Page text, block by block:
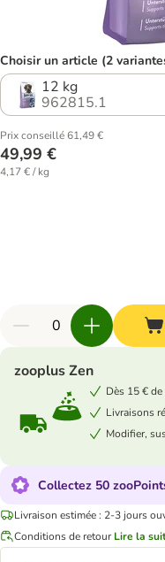
Choisir un article (2
12 kg
962815.1
Prix conseillé 61,49 €
49,99 €
4,17 € / kg
zooplus Zen
Dès 15 €
Livraisons
Modifier,
Collectez 50
Livraison estimée : 2-3 jours
Conditions de retour Lire la